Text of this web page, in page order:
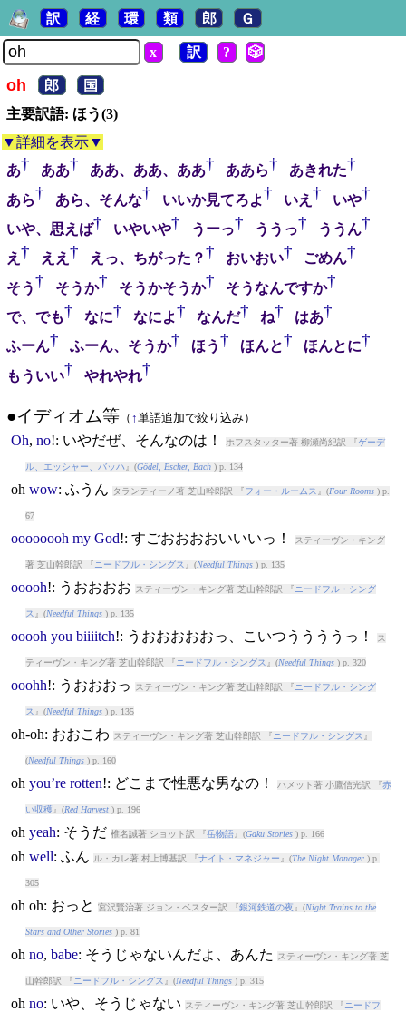
訳 経 環 類 郎 Ｇ
x 訳 ? 🎲
oh 郎
国
主要訳語: ほう(3)
▼詳細を表示▼
あ† ああ† ああ、ああ、ああ† ああら† あきれた†
あら† あら、そんな† いいか見てろよ† いえ † いや†
いや、思えば† いやいや† うーっ† ううっ† ううん†
え † ええ † えっ、ちがった？† おいおい† ごめん†
そう† そうか† そうかそうか† そうなんですか†
で、でも† なに† なによ† なんだ† ね† はあ†
ふーん† ふーん、そうか† ほう† ほんと† ほんとに†
もういい† やれやれ†
●イディオム等（ ↑単語追加で絞り込み）
Oh, no!: いやだぜ、そんなのは！ ホフスタッター著 柳瀬尚紀訳 『ゲーデ
ル、エッシャー、バッハ 』(Gödel, Escher, Bach) p. 134
oh wow: ふうん タランティーノ著 芝山幹郎訳 『フォー・ルームス 』(Four Rooms) p.
67
oooooooh my God!: すごおおおおいいいっ！ スティーヴン・キング
著 芝山幹郎訳 『 ニードフル・シングス 』(Needful Things) p. 135
ooooh!: うおおおお スティーヴン・キング著 芝山幹郎訳 『 ニードフル・シング
ス 』(Needful Things) p. 135
ooooh you biiiitch!: うおおおおおっ、こいつううううっ！ ス
ティーヴン・キング著 芝山幹郎訳 『 ニードフル・シングス 』(Needful Things) p. 320
ooohh!: うおおおっ スティーヴン・キング著 芝山幹郎訳 『 ニードフル・シング
ス 』(Needful Things) p. 135
oh-oh: おおこわ スティーヴン・キング著 芝山幹郎訳 『 ニードフル・シングス 』
(Needful Things) p. 160
oh you’re rotten!: どこまで性悪な男なの！ ハメット著 小鷹信光訳 『赤
い収穫 』(Red Harvest) p. 196
oh yeah: そうだ 椎名誠著 ショット訳 『岳物語』(Gaku Stories) p. 166
oh well: ふん ル・カレ著 村上博基訳 『ナイト・マネジャー 』(The Night Manager) p.
305
oh oh: おっと 宮沢賢治著 ジョン・ベスター訳 『銀河鉄道の夜 』(Night Trains to the
Stars and Other Stories) p. 81
oh no, babe: そうじゃないんだよ、あんた スティーヴン・キング著 芝
山幹郎訳 『 ニードフル・シングス 』(Needful Things) p. 315
oh no: いや、そうじゃない スティーヴン・キング著 芝山幹郎訳 『 ニードフ